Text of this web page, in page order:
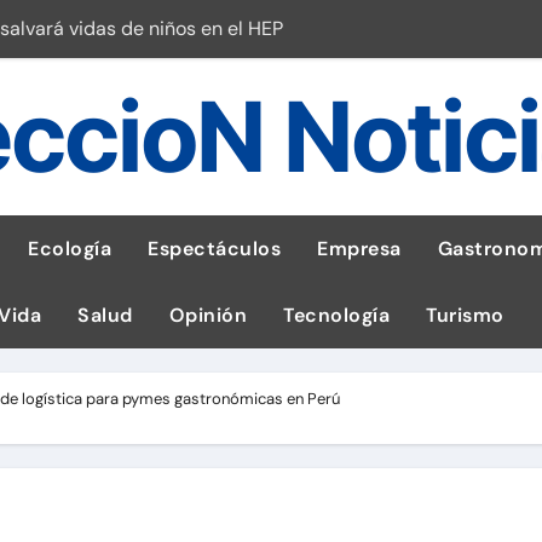
vidas de niños en el HEP
en Latam
con leña
de hígado
de celular según OSIPTEL
peruanos del IPD
Ecología Espectáculos Empresa
Salud Opinión Tecnología Turismo
logística para pymes gastronómicas en Perú